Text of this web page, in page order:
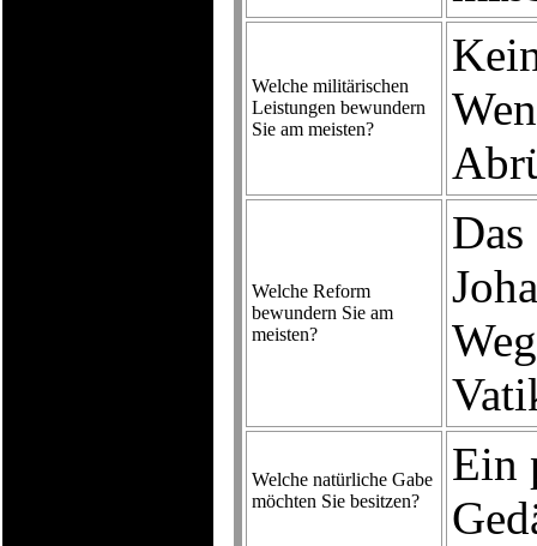
Welche militärischen
Leistungen bewundern
Sie am meisten?
Welche Reform
bewundern Sie am
meisten?
Welche natürliche Gabe
möchten Sie besitzen?
Ein